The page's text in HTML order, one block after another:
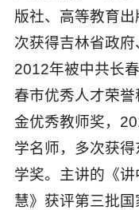
版社、高等教育
次获得吉林省政府
2012年被中共长
春市优秀人才荣
金优秀教师奖，
学名师，多次获
学奖。主讲的《
慧》获评第三批